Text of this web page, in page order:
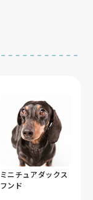
ミニチュアダックス
フンド